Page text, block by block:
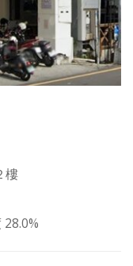
樓